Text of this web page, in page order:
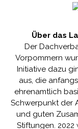
Über das
Der
Vorpommern
Initiative dazu
aus, die
ehrenamtlich
Schwerpunkt der
und guten
Stiftungen.